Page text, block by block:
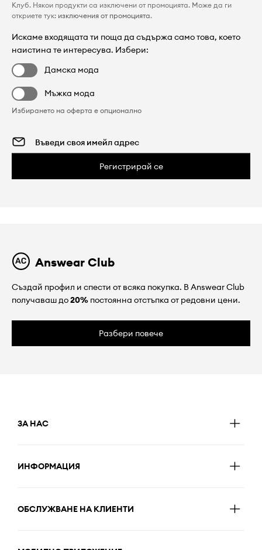
Клуб. Някои продукти са изключени от промоцията. Може да ги
откриете тук: изключения от промоцията.
Искаме входящата ти поща да съдържа само това, което
наистина те интересува. Избери:
Дамска мода
Мъжка мода
Избирането на оферта е опционално
Регистрирай се
Answear Club
Създай профил и спести от всяка покупка. В Answear Club
получаваш до20% постоянна отстъпка от редовни цени.
Разбери повече
ЗА НАС
ИНФОРМАЦИЯ
ОБСЛУЖВАНЕ НА КЛИЕНТИ